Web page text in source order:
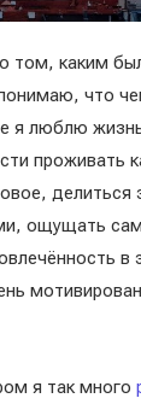
том, каким
что
я люблю
проживать
делиться
ощущать
в
я так много